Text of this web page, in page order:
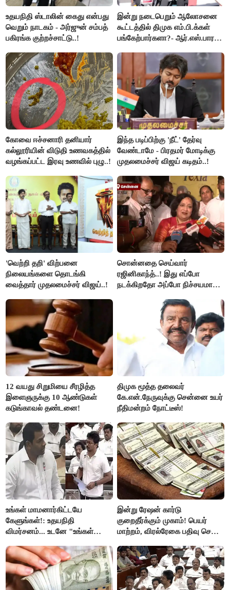
உதயநிதி ஸ்டாலின் கைது என்பது
வெறும் நாடகம் - அர்ஜுன் சம்பத்
பகிரங்க குற்றச்சாட்டு..!
இன்று நடைபெறும் ஆலோசனை
கூட்டத்தில் திமுக எம்.பி.க்கள்
பங்கேற்பார்களா?- ஆர்.எஸ்.பாரதி
கோவை ஈச்சனாரி தனியார்
கல்லூரியின் விடுதி உணவகத்தில்
வழங்கப்பட்ட இரவு உணவில் புழு..!
இந்த படிப்பிற்கு 'நீட்' தேர்வு
வேண்டாமே - பிரதமர் மோடிக்கு
முதலமைச்சர் விஜய் கடிதம்..!
'வெற்றி தறி' விற்பனை
நிலையங்களை தொடங்கி
வைத்தார் முதலமைச்சர் விஜய்..!
சொன்னதை செய்வார்
ரஜினிகாந்த்..! இது எப்போ
நடக்கிறதோ அப்போ நிச்சயமாக
ரஜினிகாந்த்..!
12 வயது சிறுமியை சீரழித்த
இளைஞருக்கு 10 ஆண்டுகள்
கடுங்காவல் தண்டனை!
திமுக மூத்த தலைவர்
கே.என்.நேருவுக்கு சென்னை உயர்
நீதிமன்றம் நோட்டீஸ்!
உங்கள் மாமனார்கிட்டயே
கேளுங்கள்!: உதயநிதி
விமர்சனம்... உடனே "உங்கள்
ஆதவ் அர்ஜுனா பதிலடி!
இன்று ரேஷன் கார்டு
குறைதீர்க்கும் முகாம்! பெயர்
மாற்றம், விரல்ரேகை பதிவு செய்ய